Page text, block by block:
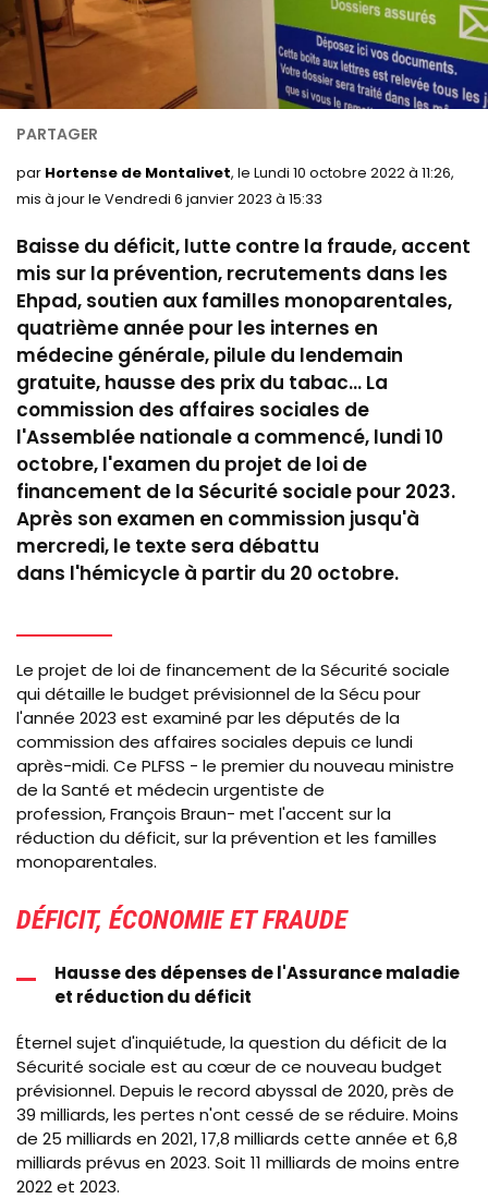
par Hortense de Montalivet, le Lundi 10 octobre 2022 à 11:26,
mis à jour le Vendredi 6 janvier 2023 à 15:33
Baisse du déficit, lutte contre la fraude, accent
mis sur la prévention, recrutements dans les
Ehpad, soutien aux familles monoparentales,
quatrième année pour les internes en
médecine générale, pilule du lendemain
gratuite, hausse des prix du tabac... La
commission des affaires sociales de
l'Assemblée nationale a commencé, lundi 10
octobre, l'examen du projet de loi de
financement de la Sécurité sociale pour 2023.
Après son examen en commission jusqu'à
mercredi, le texte sera débattu
dans l'hémicycle à partir du 20 octobre.
Le projet de loi de financement de la Sécurité sociale
qui détaille le budget prévisionnel de la Sécu pour
l'année 2023 est examiné par les députés de la
commission des affaires sociales depuis ce lundi
après-midi. Ce PLFSS - le premier du nouveau ministre
de la Santé et médecin urgentiste de
profession, François Braun- met l'accent sur la
réduction du déficit, sur la prévention et les familles
monoparentales.
DÉFICIT, ÉCONOMIE ET FRAUDE
Hausse des dépenses de l'Assurance maladie
et réduction du déficit
Éternel sujet d'inquiétude, la question du déficit de la
Sécurité sociale est au cœurde ce nouveau budget
prévisionnel. Depuis le record abyssal de 2020, près de
39 milliards, les pertes n'ont cessé de se réduire. Moins
de 25 milliards en 2021, 17,8 milliards cette année et 6,8
milliards prévus en 2023. Soit 11 milliards de moins entre
2022 et 2023.